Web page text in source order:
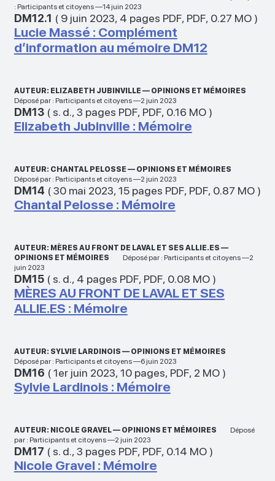
: Participants et citoyens —14 juin 2023
DM12.1 ( 9 juin 2023, 4 pages PDF, PDF, 0.27 MO)
Lucie Massé : Complément
d’information au mémoire DM12
AUTEUR: ELIZABETH JUBINVILLE — OPINIONS ET MÉMOIRES
Déposé par : Participants et citoyens —2 juin 2023
DM13( s. d., 3 pages PDF, PDF, 0.16 MO)
Elizabeth Jubinville : Mémoire
AUTEUR: CHANTAL PELOSSE — OPINIONS ET MÉMOIRES
Déposé par : Participants et citoyens —2 juin 2023
DM14 (30 mai 2023, 15 pages PDF, PDF, 0.87 MO)
Chantal Pelosse : Mémoire
AUTEUR: MÈRES AU FRONT DE LAVAL ET SES ALLIE.ES —
OPINIONS ET MÉMOIRES
Déposé par : Participants et citoyens —2
juin 2023
DM15( s. d., 4 pages PDF, PDF, 0.08 MO)
MÈRES AU FRONT DE LAVAL ET SES
ALLIE.ES : Mémoire
AUTEUR: SYLVIE LARDINOIS — OPINIONS ET MÉMOIRES
Déposé par : Participants et citoyens —6 juin 2023
DM16 (1er juin 2023, 10 pages, PDF, 2 MO)
Sylvie Lardinois : Mémoire
AUTEUR: NICOLE GRAVEL — OPINIONS ET MÉMOIRES
Déposé
par : Participants et citoyens —2 juin 2023
DM17 ( s. d., 3 pages PDF, PDF, 0.14 MO)
Nicole Gravel : Mémoire